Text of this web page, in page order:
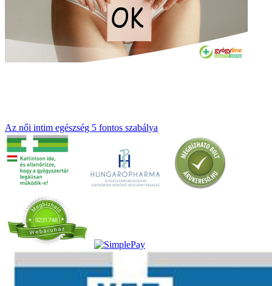
Az női intim egészség 5 fontos szabálya